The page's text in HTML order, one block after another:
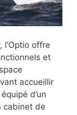
offre
et
accueillir
d’un
cabinet de